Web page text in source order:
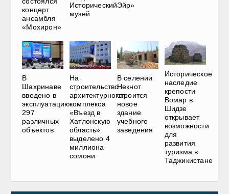
концерт
ансамбля
«Мохирон»
Исторический
музей
Эйр»
В
Шахринаве
введено в
эксплуатацию
297
различных
объектов
На
строительство
архитектурного
комплекса
«Въезд в
Хатлонскую
область»
выделено 4
миллиона
сомони
В селении
Некнот
строится
новое
здание
учебного
заведения
Историческое
наследие
крепости
Вомар в
Шидзе
открывает
возможности
для
развития
туризма в
Таджикистане